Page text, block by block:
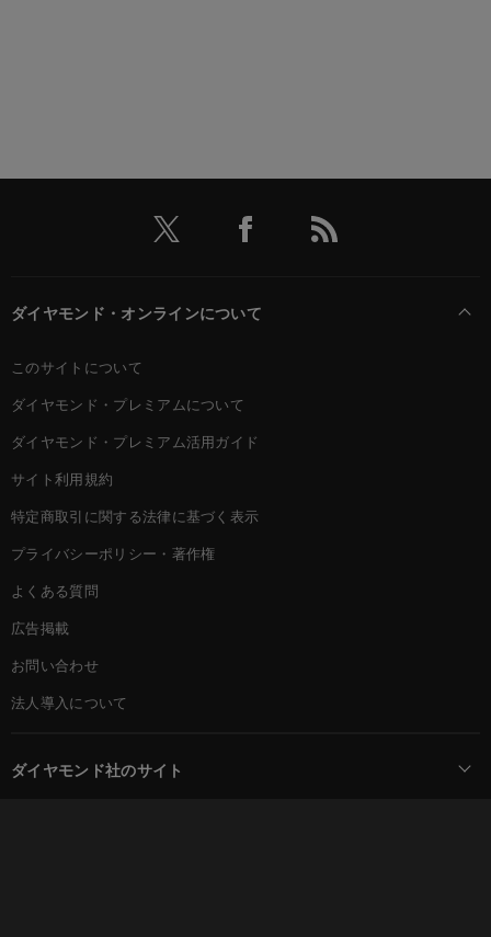
ダイヤモンド・オンラインについて
このサイトについて
ダイヤモンド・プレミアムについて
ダイヤモンド・プレミアム活用ガイド
サイト利用規約
特定商取引に関する法律に基づく表示
プライバシーポリシー・著作権
よくある質問
広告掲載
お問い合わせ
法人導入について
ダイヤモンド社のサイト